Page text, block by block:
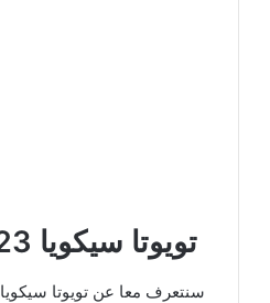
تويوتا سيكويا 2023